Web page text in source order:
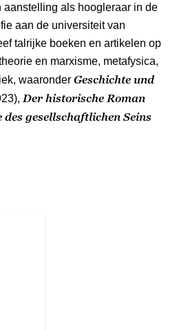
als hoogleraar in de
aan de universiteit van
talrijke boeken en artikelen op
en marxisme, metafysica,
waaronder Geschichte und
Der historische Roman
des gesellschaftlichen Seins